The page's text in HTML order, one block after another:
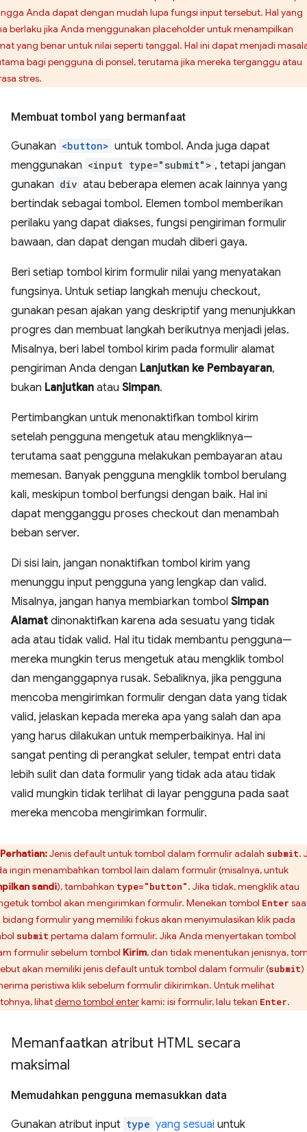
Anda dapat dengan mudah lupa fungsi input tersebut. Hal yang
berlaku jika Anda menggunakan placeholder untuk menampilkan
yang benar untuk nilai seperti tanggal. Hal ini dapat menjadi
bagi pengguna di ponsel, terutama jika mereka terganggu atau
stres.
Membuat tombol yang bermanfaat
Gunakan <button> untuk tombol. Anda juga dapat
menggunakan <input type="submit"> , tetapi jangan
gunakan div atau beberapa elemen acak lainnya yang
bertindak sebagai tombol. Elemen tombol memberikan
perilaku yang dapat diakses, fungsi pengiriman formulir
bawaan, dan dapat dengan mudah diberi gaya.
Beri setiap tombol kirim formulir nilai yang menyatakan
fungsinya. Untuk setiap langkah menuju checkout,
gunakan pesan ajakan yang deskriptif yang menunjukkan
progres dan membuat langkah berikutnya menjadi jelas.
Misalnya, beri label tombol kirim pada formulir alamat
pengiriman Anda dengan Lanjutkan ke Pembayaran,
bukan Lanjutkan atau Simpan.
Pertimbangkan untuk menonaktifkan tombol kirim
setelah pengguna mengetuk atau mengkliknya—
terutama saat pengguna melakukan pembayaran atau
memesan. Banyak pengguna mengklik tombol berulang
kali, meskipun tombol berfungsi dengan baik. Hal ini
dapat mengganggu proses checkout dan menambah
beban server.
Di sisi lain, jangan nonaktifkan tombol kirim yang
menunggu input pengguna yang lengkap dan valid.
Misalnya, jangan hanya membiarkan tombol Simpan
Alamat dinonaktifkan karena ada sesuatu yang tidak
ada atau tidak valid. Hal itu tidak membantu pengguna—
mereka mungkin terus mengetuk atau mengklik tombol
dan menganggapnya rusak. Sebaliknya, jika pengguna
mencoba mengirimkan formulir dengan data yang tidak
valid, jelaskan kepada mereka apa yang salah dan apa
yang harus dilakukan untuk memperbaikinya. Hal ini
sangat penting di perangkat seluler, tempat entri data
lebih sulit dan data formulir yang tidak ada atau tidak
valid mungkin tidak terlihat di layar pengguna pada saat
mereka mencoba mengirimkan formulir.
Perhatian:Jenis default untuk tombol dalam formulir adalah submit.
ingin menambahkan tombol lain dalam formulir (misalnya, untuk
sandi), tambahkan type="button". Jika tidak, mengklik atau
tombol akan mengirimkan formulir. Menekan tombol Enter
bidang formulir yang memiliki fokus akan menyimulasikan klik pada
submit pertama dalam formulir. Jika Anda menyertakan tombol
formulir sebelum tombol Kirim, dan tidak menentukan jenisnya,
akan memiliki jenis default untuk tombol dalam formulir (submit)
peristiwa klik sebelum formulir dikirimkan. Untuk melihat
lihatdemo tombol enterkami: isi formulir, lalu tekan Enter.
Memanfaatkan atribut HTML secara
maksimal
Memudahkan pengguna memasukkan data
Gunakan atribut input type yang sesuai untuk